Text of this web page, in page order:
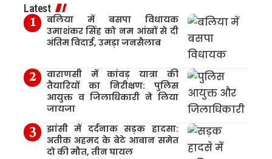
Latest
बलिया में बसपा विधायक
उमाशंकर सिंह को नम आंखों से दी
अंतिम विदाई, उमड़ा जनसैलाब
वाराणसी में कांवड़ यात्रा की
तैयारियों का निरीक्षण: पुलिस
आयुक्त व जिलाधिकारी ने लिया
जायजा
झांसी में दर्दनाक सड़क हादसा:
अतीक अहमद के बेटे आबान समेत
दो की मौत, तीन घायल